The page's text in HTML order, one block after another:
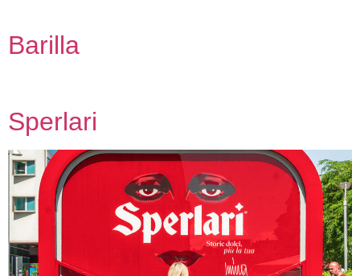
Barilla
Sperlari